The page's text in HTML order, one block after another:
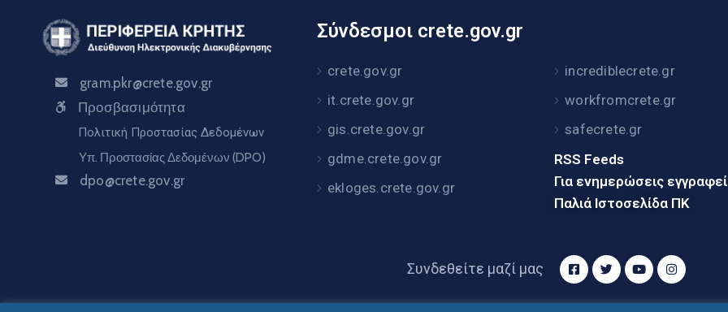
gram.pkr@crete.gov.gr
Προσβασιμότητα
Πολιτική Προστασίας Δεδομένων
Υπ. Προστασίας Δεδομένων (DPO)
dpo@crete.gov.gr
Σύνδεσμοι crete.gov.gr
crete.gov.gr
it.crete.gov.gr
gis.crete.gov.gr
gdme.crete.gov.gr
ekloges.crete.gov.gr
incrediblecrete.gr
workfromcrete.gr
safecrete.gr
RSS Feeds
Για ενημερώσεις
Παλιά Ιστοσελίδα ΠΚ
Συνδεθείτε μαζί μας